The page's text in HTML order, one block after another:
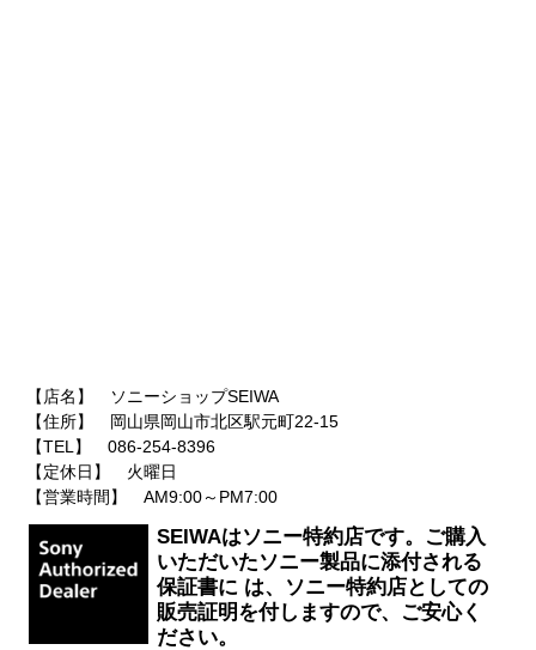
【店名】 ソニーショップSEIWA
【住所】 岡山県岡山市北区駅元町22-15
【TEL】 086-254-8396
【定休日】 火曜日
【営業時間】 AM9:00～PM7:00
SEIWAはソニー特約店です。ご購入
いただいたソニー製品に添付される
保証書に は、ソニー特約店としての
販売証明を付しますので、ご安心く
ださい。